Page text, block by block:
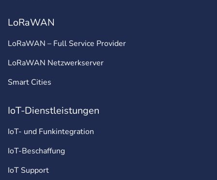
LoRaWAN
LoRaWAN – Full Service Provider
LoRaWAN Netzwerkserver
Smart Cities
IoT-Dienstleistungen
IoT- und Funkintegration
IoT-Beschaffung
IoT Support